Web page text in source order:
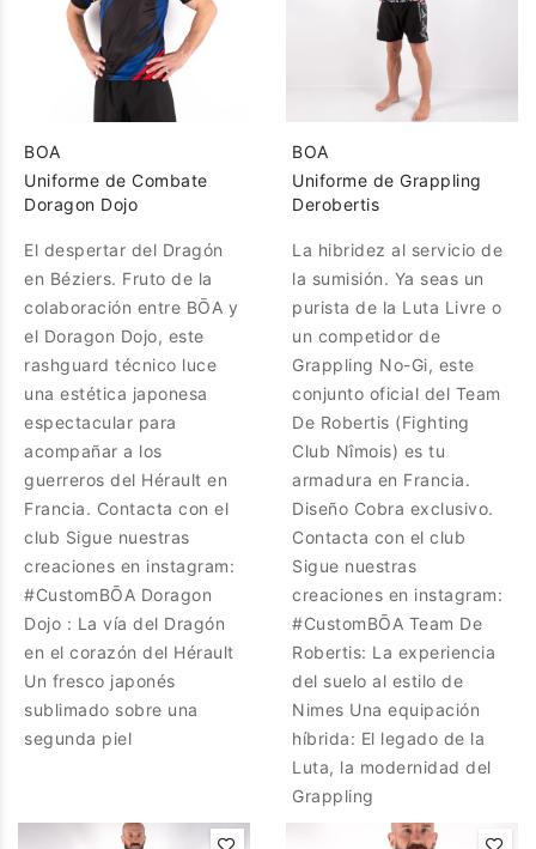
BOA
Uniforme de Combate
Doragon Dojo
El despertar del Dragón
en Béziers. Fruto de la
colaboración entre BŌA y
el Doragon Dojo, este
rashguard técnico luce
una estética japonesa
espectacular para
acompañar a los
guerreros del Hérault en
Francia. Contacta con el
club Sigue nuestras
creaciones en instagram:
#CustomBŌA Doragon
Dojo : La vía del Dragón
en el corazón del Hérault
Un fresco japonés
sublimado sobre una
segunda piel
BOA
Uniforme de Grappling
Derobertis
La hibridez al servicio de
la sumisión. Ya seas un
purista de la Luta Livre o
un competidor de
Grappling No-Gi, este
conjunto oficial del Team
De Robertis (Fighting
Club Nîmois) es tu
armadura en Francia.
Diseño Cobra exclusivo.
Contacta con el club
Sigue nuestras
creaciones en instagram:
#CustomBŌA Team De
Robertis: La experiencia
del suelo al estilo de
Nimes Una equipación
híbrida: El legado de la
Luta, la modernidad del
Grappling